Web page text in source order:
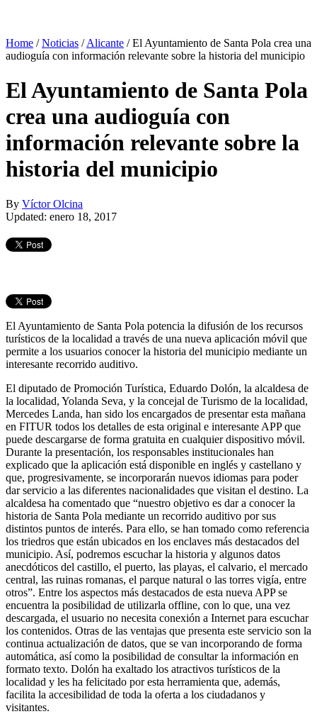
Home /Noticias /Alicante /El Ayuntamiento de Santa Pola crea una
audioguía con información relevante sobre la historia del municipio
El Ayuntamiento de Santa Pola
crea una audioguía con
información relevante sobre la
historia del municipio
By Víctor Olcina
Updated: enero 18, 2017
El Ayuntamiento de Santa Pola potencia la difusión de los recursos
turísticos de la localidad a través de una nueva aplicación móvil que
permite a los usuarios conocer la historia del municipio mediante un
interesante recorrido auditivo.
El diputado de Promoción Turística, Eduardo Dolón, la alcaldesa de
la localidad, Yolanda Seva, y la concejal de Turismo de la localidad,
Mercedes Landa, han sido los encargados de presentar esta mañana
en FITUR todos los detalles de esta original e interesante APP que
puede descargarse de forma gratuita en cualquier dispositivo móvil.
Durante la presentación, los responsables institucionales han
explicado que la aplicación está disponible en inglés y castellano y
que, progresivamente, se incorporarán nuevos idiomas para poder
dar servicio a las diferentes nacionalidades que visitan el destino. La
alcaldesa ha comentado que “nuestro objetivo es dar a conocer la
historia de Santa Pola mediante un recorrido auditivo por sus
distintos puntos de interés. Para ello, se han tomado como referencia
los triedros que están ubicados en los enclaves más destacados del
municipio. Así, podremos escuchar la historia y algunos datos
anecdóticos del castillo, el puerto, las playas, el calvario, el mercado
central, las ruinas romanas, el parque natural o las torres vigía, entre
otros”. Entre los aspectos más destacados de esta nueva APP se
encuentra la posibilidad de utilizarla offline, con lo que, una vez
descargada, el usuario no necesita conexión a Internet para escuchar
los contenidos. Otras de las ventajas que presenta este servicio son la
continua actualización de datos, que se van incorporando de forma
automática, así como la posibilidad de consultar la información en
formato texto. Dolón ha exaltado los atractivos turísticos de la
localidad y les ha felicitado por esta herramienta que, además,
facilita la accesibilidad de toda la oferta a los ciudadanos y
visitantes.